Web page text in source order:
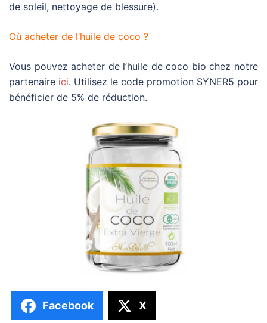
de soleil, nettoyage de blessure).
Où acheter de l’huile de coco ?
Vous pouvez acheter de l’huile de coco bio chez notre
partenaire ici. Utilisez le code promotion SYNER5 pour
bénéficier de 5% de réduction.
Facebook X